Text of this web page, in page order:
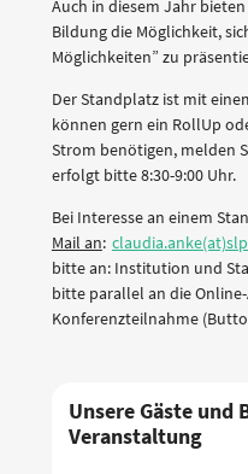
Auch in diesem Jahr
Bildung die Möglichkeit,
Möglichkeiten” zu
Der Standplatz ist mit
können gern ein RollUp
Strom benötigen, melden
erfolgt bitte 8:30-9:00 Uhr.
Bei Interesse an einem
Mail an:
bitte an: Institution und
bitte parallel an die
Konferenzteilnahme
Unsere Gäste und
Veranstaltung